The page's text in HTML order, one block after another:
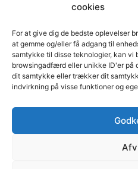
cookies
For at give dig de bedste oplevelser
at gemme og/eller få adgang til
samtykke til disse teknologier, kan vi
browsingadfærd eller unikke ID'er på
dit samtykke eller trækker dit
indvirkning på visse funktioner og
Musik på
Copyright ©
Udviklet af
Bygget med